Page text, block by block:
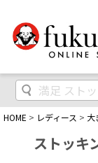
HOME レディース 大
ストッキ